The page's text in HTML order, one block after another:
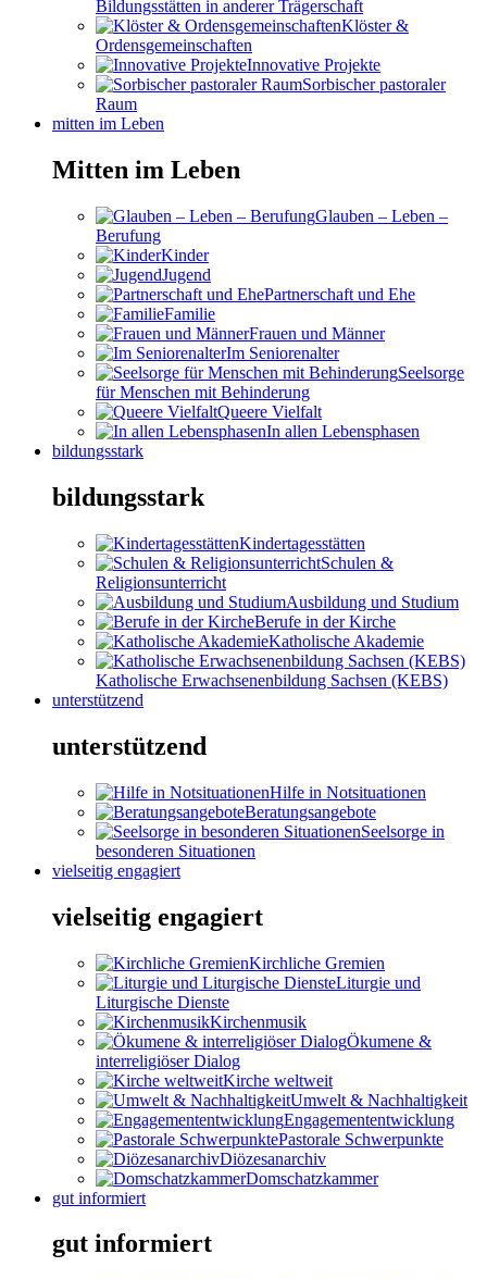
Bildungsstätten in anderer Trägerschaft
Klöster &
Ordensgemeinschaften
Innovative Projekte
Sorbischer pastoraler
Raum
mitten im Leben
Mitten im Leben
Glauben – Leben –
Berufung
Kinder
Jugend
Partnerschaft und Ehe
Familie
Frauen und Männer
Im Seniorenalter
Seelsorge
für Menschen mit Behinderung
Queere Vielfalt
In allen Lebensphasen
bildungsstark
bildungsstark
Kindertagesstätten
Schulen &
Religionsunterricht
Ausbildung und Studium
Berufe in der Kirche
Katholische Akademie
Katholische Erwachsenenbildung Sachsen (KEBS)
unterstützend
unterstützend
Hilfe in Notsituationen
Beratungsangebote
Seelsorge in
besonderen Situationen
vielseitig engagiert
vielseitig engagiert
Kirchliche Gremien
Liturgie und
Liturgische Dienste
Kirchenmusik
Ökumene &
interreligiöser Dialog
Kirche weltweit
Umwelt & Nachhaltigkeit
Engagemententwicklung
Pastorale Schwerpunkte
Diözesanarchiv
Domschatzkammer
gut informiert
gut informiert